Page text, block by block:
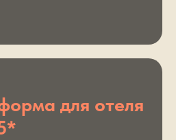
для отеля